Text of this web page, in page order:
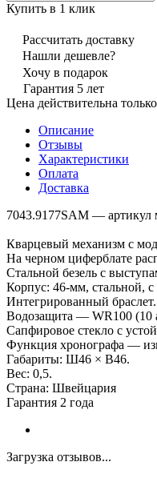
Купить в 1 клик
Рассчитать доставку
Нашли дешевле?
Хочу в подарок
Гарантия 5 лет
Цена действительна
Описание
Отзывы
Характеристики
Оплата
Доставка
7043.9177SAM — артикул
Кварцевый механизм с
На черном циферблате
Стальной безель с
Корпус: 46-мм, стальной,
Интегрированный браслет.
Водозащита — WR100 (10
Сапфировое стекло с
Функция хронографа —
Габариты: Ш46 × В46.
Вес: 0,5.
Страна: Швейцария
Гарантия 2 года
Загрузка отзывов...